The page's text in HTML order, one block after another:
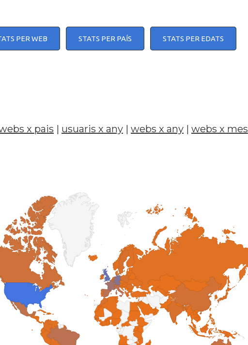
PER WEB STATS PER PAÍS STATS PER EDATS
x pais | usuaris x any | webs x any | webs x mes